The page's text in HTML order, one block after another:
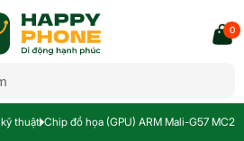
0
thuật Chip đồ họa (GPU) ARM Mali-G57 MC2